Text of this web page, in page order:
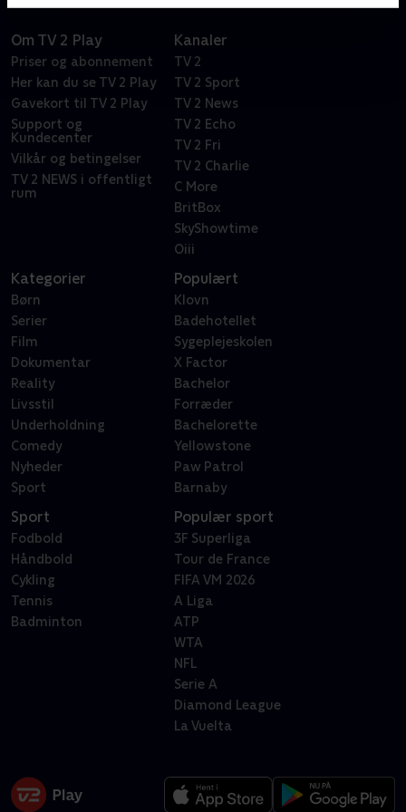
Om TV 2 Play
Priser og abonnement
Her kan du se TV 2 Play
Gavekort til TV 2 Play
Support og
Kundecenter
Vilkår og betingelser
TV 2 NEWS i offentligt
rum
Kanaler
TV 2
TV 2 Sport
TV 2 News
TV 2 Echo
TV 2 Fri
TV 2 Charlie
C More
BritBox
SkyShowtime
Oiii
Kategorier
Børn
Serier
Film
Dokumentar
Reality
Livsstil
Underholdning
Comedy
Nyheder
Sport
Populært
Klovn
Badehotellet
Sygeplejeskolen
X Factor
Bachelor
Forræder
Bachelorette
Yellowstone
Paw Patrol
Barnaby
Sport
Fodbold
Håndbold
Cykling
Tennis
Badminton
Populær sport
3F Superliga
Tour de France
FIFA VM 2026
A Liga
ATP
WTA
NFL
Serie A
Diamond League
La Vuelta